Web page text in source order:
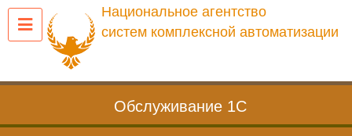
Перейти
содержанию
Национальное агентство
систем комплексной автоматизации
Обслуживание 1С